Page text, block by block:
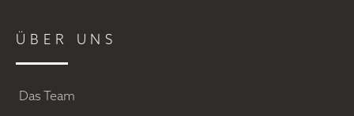
ÜBER UNS
Das Team